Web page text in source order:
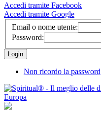
Accedi tramite Facebook
Accedi tramite Google
Email o nome utente:
Password:
Non ricordo la password